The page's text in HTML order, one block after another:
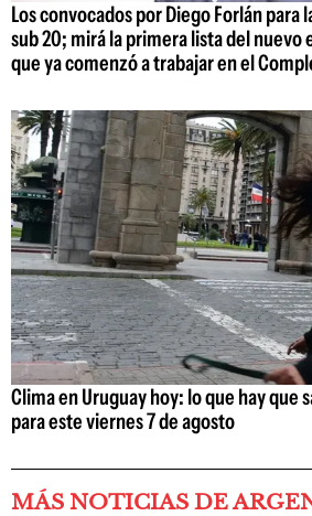
Los convocados por Diego Forlán para
sub 20; mirá la primera lista del
que ya comenzó a trabajar en el
Clima en Uruguay hoy: lo que hay que
para este viernes 7 de agosto
MÁS NOTICIAS DE